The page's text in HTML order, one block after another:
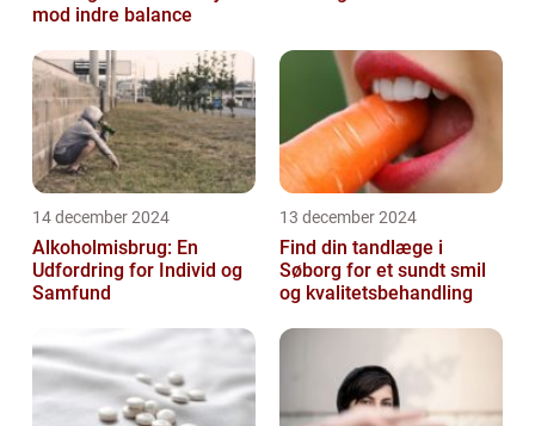
mod indre balance
14 december 2024
Alkoholmisbrug: En
Udfordring for Individ og
Samfund
13 december 2024
Find din tandlæge i
Søborg for et sundt smil
og kvalitetsbehandling